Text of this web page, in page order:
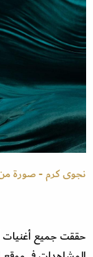
نجوى كرم - صورة
حققت جميع أغنيات